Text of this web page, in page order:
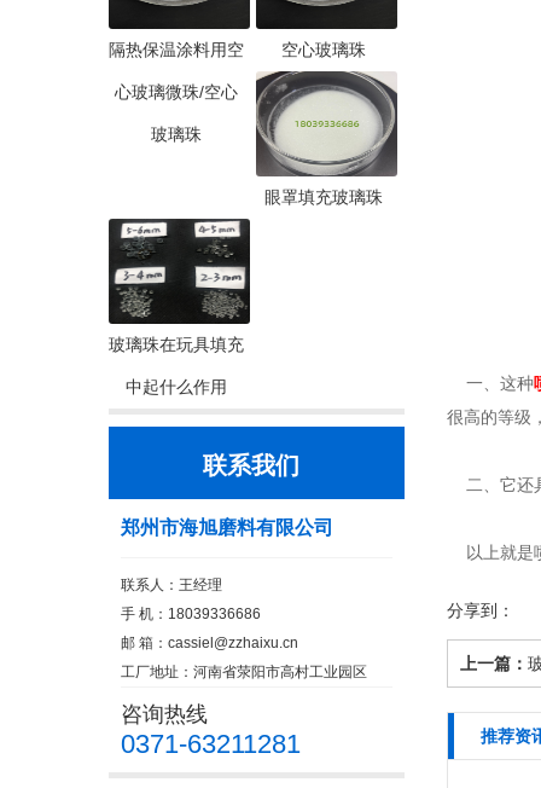
隔热保温涂料用空
心玻璃微珠/空心
玻璃珠
空心玻璃珠
眼罩填充玻璃珠
玻璃珠在玩具填充
中起什么作用
联系我们
郑州市海旭磨料有限公司
联系人：王经理
手 机：18039336686
邮 箱： cassiel@zzhaixu.cn
工厂地址：河南省荥阳市高村工业园区
咨询热线
0371-63211281
一、这种
很高的等级
二、它还
以上就是
分享到：
上一篇：
推荐资